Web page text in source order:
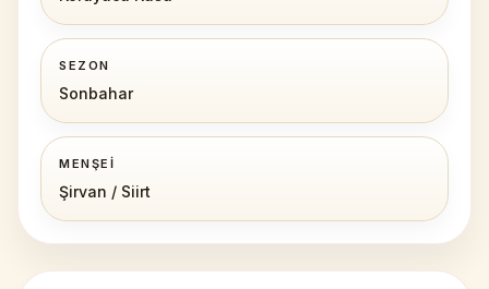
SEZON
Sonbahar
MENŞEI
Şirvan / Siirt